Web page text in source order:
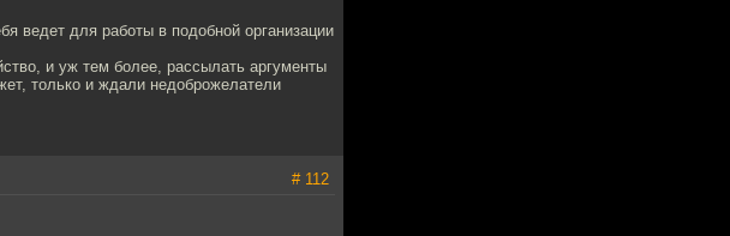
ведет для работы в подобной организации
и уж тем более, рассылать аргументы
только и ждали недоброжелатели
# 112